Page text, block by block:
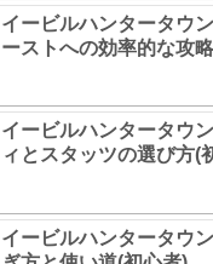
イービルハンタータウ
ーストへの効率的な攻
イービルハンタータウ
ィとスタッツの選び方(
イービルハンタータウ